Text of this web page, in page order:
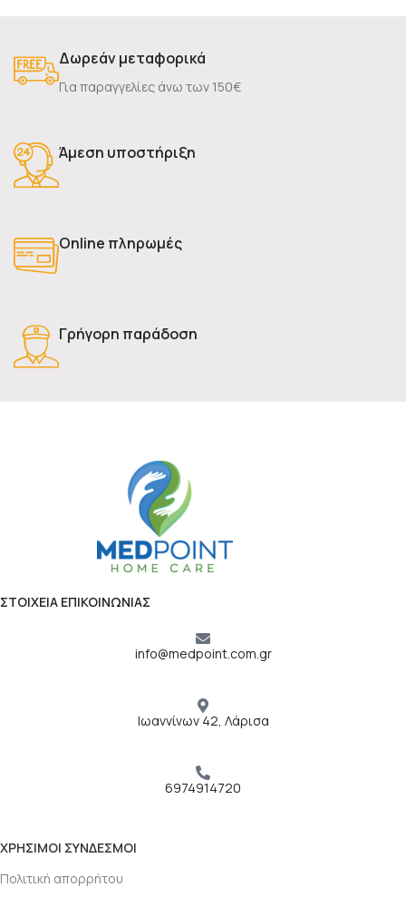
Δωρεάν μεταφορικά
Για παραγγελίες άνω των 150€
Άμεση υποστήριξη
Online πληρωμές
Γρήγορη παράδοση
ΣΤΟΙΧΕΙΑ ΕΠΙΚΟΙΝΩΝΙΑΣ
info@medpoint.com.gr
Ιωαννίνων 42, Λάρισα
6974914720
ΧΡΗΣΙΜΟΙ ΣΥΝΔΕΣΜΟΙ
Πολιτική απορρήτου